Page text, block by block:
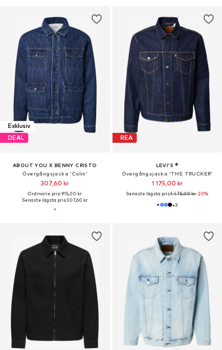
Exklusiv
DEAL
ABOUT YOU X BENNY CRISTO
Övergångsjacka 'Colin'
307,60 kr
Ordinarie pris: 915,00 kr
Senaste lägsta pris:307,60 kr
REA
LEVI'S ®
Övergångsjacka 'THE TRUCKER'
1 175,00 kr
Senaste lägsta pris:1 475,00 kr-20%
+3